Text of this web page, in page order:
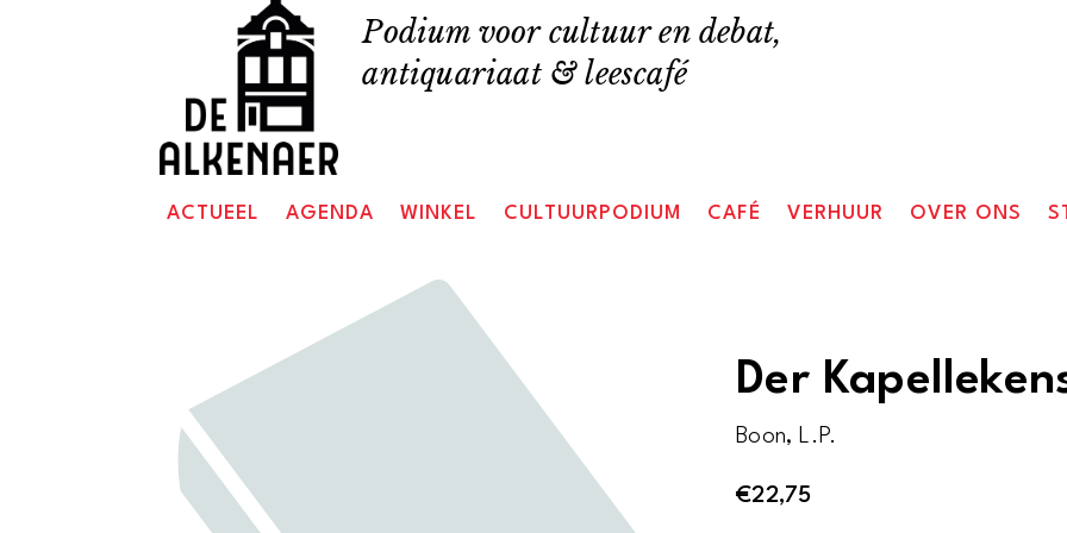
Podium voor cultuur en debat,
antiquariaat & leescafé
ACTUEEL AGENDA WINKEL CULTUURPODIUM CAFÉ VERHUUR OVER ONS
Der
Boon, L.P.
€22,75